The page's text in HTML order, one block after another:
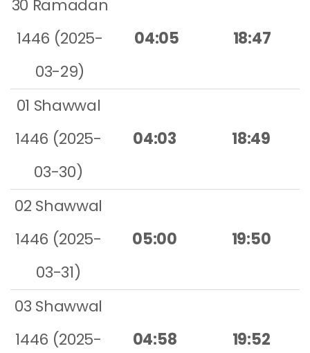
30 Ramadan
1446 (2025-
03-29)
04:05 18:47
01 Shawwal
1446 (2025-
03-30)
04:03 18:49
02 Shawwal
1446 (2025-
03-31)
05:00 19:50
03 Shawwal
1446 (2025-
04:58 19:52